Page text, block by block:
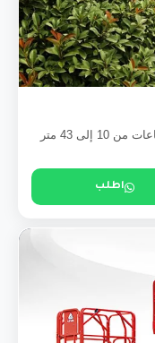
رافعات ذراعية (بوم لفت) كهرباء وديزل بارتفاعات من 10 إلى 43 متر
اطلب